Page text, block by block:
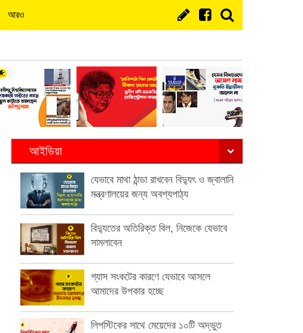
আরও
আইডিয়া
যেভাবে মাথা ঠান্ডা রাখবেন বিদ্যুৎ ও জ্বালানি
মন্ত্রণালয়ের জন্য অবশ্যপাঠ্য
বিদ্যুতের অতিরিক্ত বিল, নিজেকে যেভাবে
সামলাবেন
গ্যাস সংকটের কারণে যেভাবে আসলে
আমাদের উপকার হচ্ছে
লিপস্টিকের সাথে মেয়েদের ১০টি অদ্ভুত